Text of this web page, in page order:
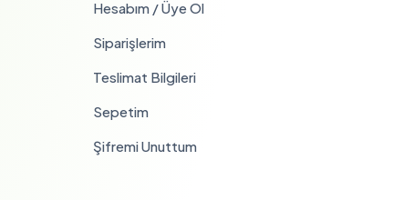
Hesabım / Üye Ol
Siparişlerim
Teslimat Bilgileri
Sepetim
Şifremi Unuttum